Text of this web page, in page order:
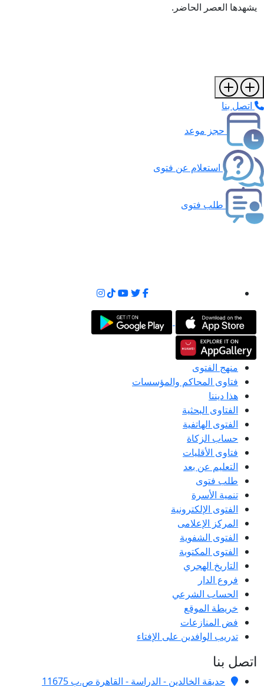
يشهدها العصر الحاضر.
اتصل بنا
حجز موعد
استعلام عن فتوى
طلب فتوى
منهج الفتوى
فتاوى المحاكم والمؤسسات
هذا ديننا
الفتاوى البحثية
الفتوى الهاتفية
حساب الزكاة
فتاوى الأقليات
التعليم عن بعد
طلب فتوى
تنمية الأسرة
الفتوى الإلكترونية
المركز الإعلامى
الفتوى الشفوية
الفتوى المكتوبة
التاريخ الهجري
فروع الدار
الحساب الشرعي
خريطة الموقع
فض المنازعات
تدريب الوافدين على الإفتاء
اتصل بنا
حديقة الخالدين - الدراسة - القاهرة ص.ب 11675